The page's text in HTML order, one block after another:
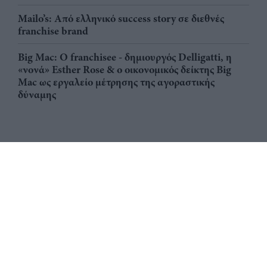
Mailo’s: Από ελληνικό success story σε διεθνές
franchise brand
Big Mac: Ο franchisee - δημιουργός Delligatti, η
«νονά» Esther Rose & ο οικονομικός δείκτης Big
Mac ως εργαλείο μέτρησης της αγοραστικής
δύναμης